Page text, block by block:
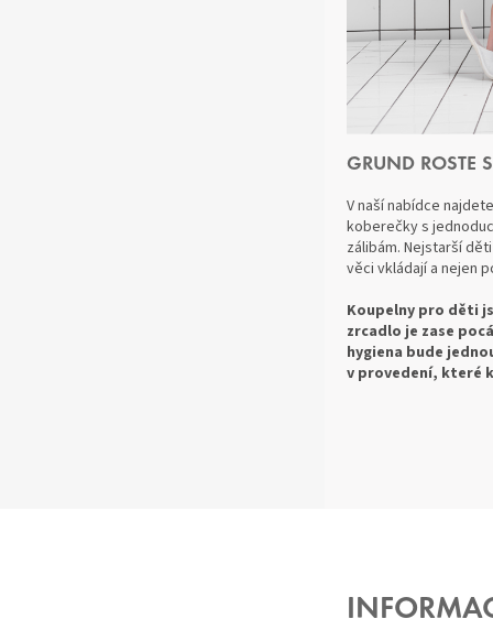
GRUND ROSTE
V naší nabídce
koberečky s
zálibám. Nejstarší
věci vkládají a nejen
Koupelny pro děti
zrcadlo je zase
hygiena bude
v provedení, které